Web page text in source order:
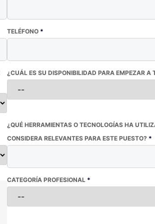
TELÉFONO *
¿CUÁL ES SU DISPONIBILIDAD PARA EMPEZAR
¿QUÉ HERRAMIENTAS O TECNOLOGÍAS HA
CONSIDERA RELEVANTES PARA ESTE PUESTO? *
CATEGORÍA PROFESIONAL *